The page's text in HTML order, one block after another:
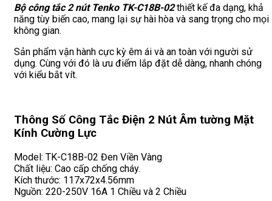
Bộ công tắc 2 nút Tenko TK-C18B-02thiết kế đa dạng, khả
năng tùy biến cao, mang lại sự hài hòa và sang trọng cho mọi
không gian.
Sản phẩm vận hành cực kỳ êm ái và an toàn với người sử
dụng. Cùng với đó là ưu điểm lắp đặt dễ dàng, nhanh chóng
với kiểu bắt vít.
Thông Số Công Tắc Điện 2 Nút Âm tường Mặt
Kính Cường Lực
Model: TK-C18B-02 Đen Viền Vàng
Chất liệu: Cao cấp chống cháy.
Kích thước: 117x72x4.56mm
Nguồn: 220-250V 16A 1 Chiều và 2 Chiều